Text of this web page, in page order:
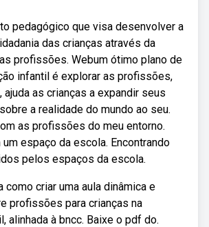
pedagógico que visa desenvolver a
das crianças através da
profissões. Webum ótimo plano de
infantil é explorar as profissões,
ajuda as crianças a expandir seus
a realidade do mundo ao seu.
as profissões do meu entorno.
espaço da escola. Encontrando
pelos espaços da escola.
criar uma aula dinâmica e
profissões para crianças na
alinhada à bncc. Baixe o pdf do.